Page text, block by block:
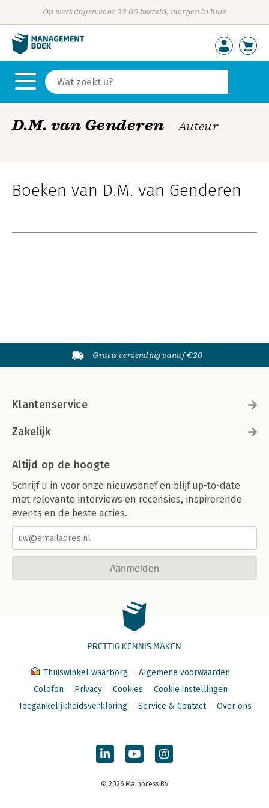
Op werkdagen voor 23:00 besteld, morgen in huis
D.M. van Genderen - Auteur
Boeken van D.M. van Genderen
Gratis verzending vanaf €20
Klantenservice
Zakelijk
Altijd op de hoogte
Schrijf u in voor onze nieuwsbrief en blijf up-to-date
met relevante interviews en recensies, inspirerende
events en de beste acties.
Aanmelden
PRETTIG KENNIS MAKEN
Thuiswinkel waarborg
Algemene voorwaarden
Colofon
Privacy Cookies
Cookie instellingen
Toegankelijkheidsverklaring
Service & Contact Over ons
© 2026 Mainpress BV